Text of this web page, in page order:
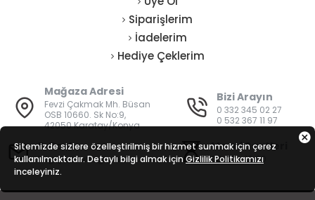
Siparişlerim
İadelerim
Hediye Çeklerim
Mağaza Adresi
Fevzi Çakmak Mh. Büsan
OSB 10660. Sk No:9,
42050 Karatay/Konya
Bizi Arayın
0 332 345 02 27
0 532 367 11 97
E-Posta
bilgi@vatanisguvenligi.com
Mesai Saatleri
08:00 - 19:00
Sitemizde sizlere özelleştirilmiş bir hizmet sunmak için çerez
kullanılmaktadır. Detaylı bilgi almak için Gizlilik Politikamızı
inceleyiniz.